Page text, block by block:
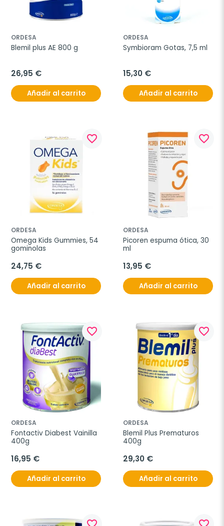
ORDESA
Blemil plus AE 800 g
26,95 €
Añadir al carrito
ORDESA
Symbioram Gotas, 7,5 ml
15,30 €
Añadir al carrito
favorite_border
ORDESA
Omega Kids Gummies, 54
gominolas
24,75 €
Añadir al carrito
favorite_border
ORDESA
Picoren espuma ótica, 30
ml
13,95 €
Añadir al carrito
favorite_border
ORDESA
Fontactiv Diabest Vainilla
400g
16,95 €
Añadir al carrito
favorite_border
ORDESA
Blemil Plus Prematuros
400g
29,30 €
Añadir al carrito